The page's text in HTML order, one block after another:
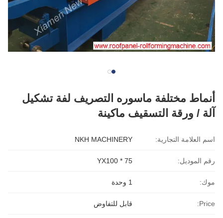
أنماط مختلفة ماسوره التصريف لفة تشكيل
آلة / ورقة التسقيف ماكينة
اسم العلامة التجارية: NKH MACHINERY
رقم الموديل: YX100 * 75
موك: 1 وحدة
Price: قابل للتفاوض